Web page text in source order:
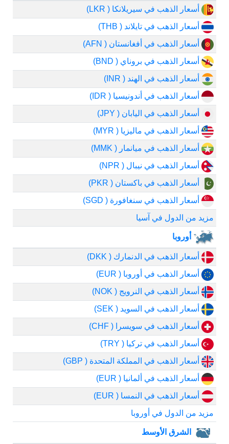
أسعار الذهب في سيريلانكا ( LKR)
أسعار الذهب في تايلاند ( THB)
أسعار الذهب في أفغانستان ( AFN)
أسعار الذهب في بروناي ( BND)
أسعار الذهب في الهند ( INR)
أسعار الذهب في أندونيسيا ( IDR)
أسعار الذهب في اليابان ( JPY)
أسعار الذهب في ماليزيا ( MYR)
أسعار الذهب في ميانمار ( MMK)
أسعار الذهب في نيبال ( NPR)
أسعار الذهب في باكستان ( PKR)
أسعار الذهب في سنغافورة ( SGD)
مزيد من الدول في آسيا
أوروبا
أسعار الذهب في الدنمارك ( DKK)
أسعار الذهب في أوروبا ( EUR)
أسعار الذهب في النرويج ( NOK)
أسعار الذهب في السويد ( SEK)
أسعار الذهب في سويسرا ( CHF)
أسعار الذهب في تركيا ( TRY)
أسعار الذهب في المملكة المتحدة ( GBP)
أسعار الذهب في ألمانيا ( EUR)
أسعار الذهب في النمسا ( EUR)
مزيد من الدول في أوروبا
الشرق الأوسط